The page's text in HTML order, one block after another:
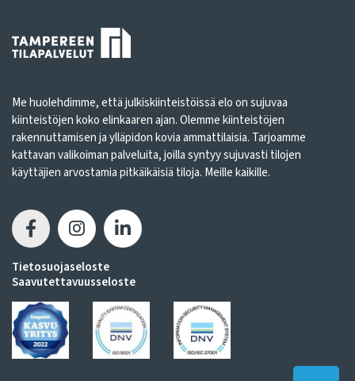
Me huolehdimme, että julkiskiinteistöissä elo on sujuvaa
kiinteistöjen koko elinkaaren ajan. Olemme kiinteistöjen
rakennuttamisen ja ylläpidon kovia ammattilaisia. Tarjoamme
kattavan valikoiman palveluita, joilla syntyy sujuvasti tilojen
käyttäjien arvostamia pitkäikäisiä tiloja. Meille kaikille.
Tietosuojaseloste
Saavutettavuusseloste